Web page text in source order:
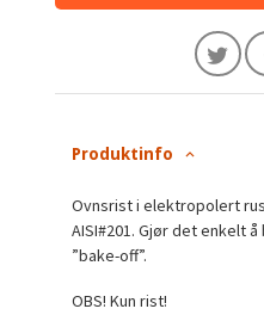
Produktinfo
Ovnsrist i elektropolert
AISI#201. Gjør det enkelt
”bake-off”.
OBS! Kun rist!